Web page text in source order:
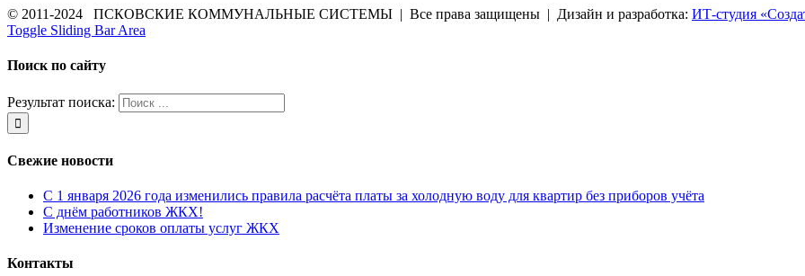
© 2011-2024 ПСКОВСКИЕ КОММУНАЛЬНЫЕ СИСТЕМЫ | Все права защищены | Дизайн и разработка: ИТ-студия
Toggle Sliding Bar Area
Поиск по сайту
Результат поиска:
Свежие новости
С 1 января 2026 года изменились правила расчёта платы за холодную воду для квартир без приборов учёта
С днём работников ЖКХ!
Изменение сроков оплаты услуг ЖКХ
Контакты